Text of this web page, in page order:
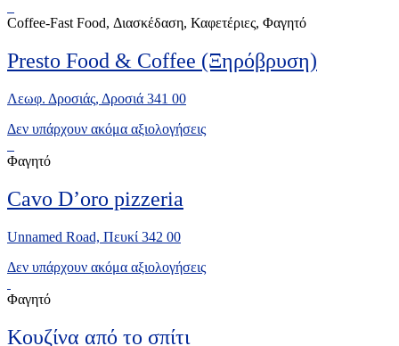
Coffee-Fast Food, Διασκέδαση, Καφετέριες, Φαγητό
Presto Food & Coffee (Ξηρόβρυση)
Λεωφ. Δροσιάς, Δροσιά 341 00
Δεν υπάρχουν ακόμα αξιολογήσεις
Φαγητό
Cavo D’oro pizzeria
Unnamed Road, Πευκί 342 00
Δεν υπάρχουν ακόμα αξιολογήσεις
Φαγητό
Κουζίνα από το σπίτι